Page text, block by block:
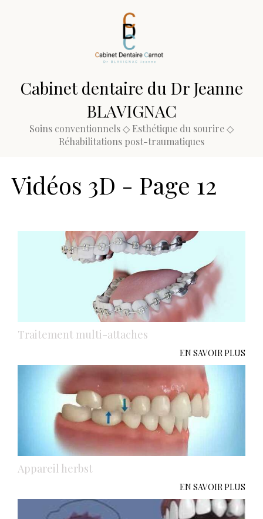
Cabinet dentaire du Dr Jeanne
BLAVIGNAC
Soins conventionnels ◇ Esthétique du sourire ◇
Réhabilitations post-traumatiques
Vidéos 3D - Page 12
Traitement multi-attaches
EN SAVOIR PLUS
Appareil herbst
EN SAVOIR PLUS